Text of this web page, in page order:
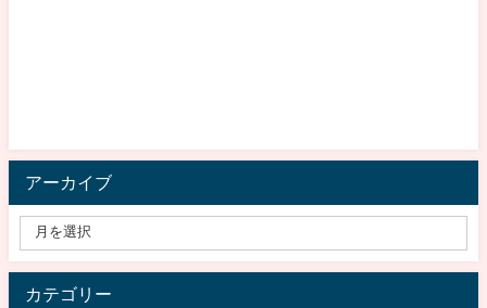
アーカイブ
カテゴリー